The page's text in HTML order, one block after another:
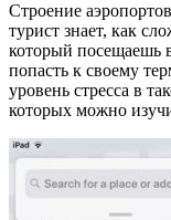
Строение
турист знает, как
который посещаешь
попасть к своему
уровень стресса в
которых можно